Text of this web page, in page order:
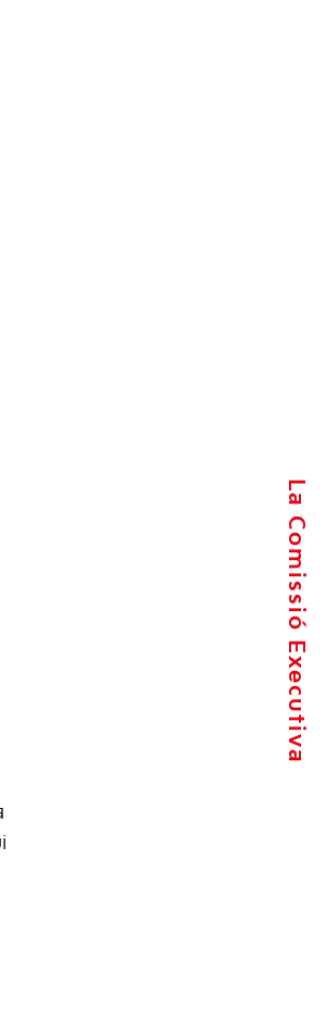
La Comissió Executiva